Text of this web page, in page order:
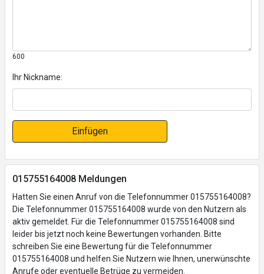
600
Ihr Nickname:
Einfügen
015755164008 Meldungen
Hatten Sie einen Anruf von die Telefonnummer 015755164008?
Die Telefonnummer 015755164008 wurde von den Nutzern als
aktiv gemeldet. Für die Telefonnummer 015755164008 sind
leider bis jetzt noch keine Bewertungen vorhanden. Bitte
schreiben Sie eine Bewertung für die Telefonnummer
015755164008 und helfen Sie Nutzern wie Ihnen, unerwünschte
Anrufe oder eventuelle Betrüge zu vermeiden.